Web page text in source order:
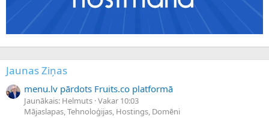
Jaunas Ziņas
menu.lv pārdots Fruits.co platformā
Jaunākais: Helmuts Vakar 10:03
Mājaslapas, Tehnoloģijas, Hostings, Domēni